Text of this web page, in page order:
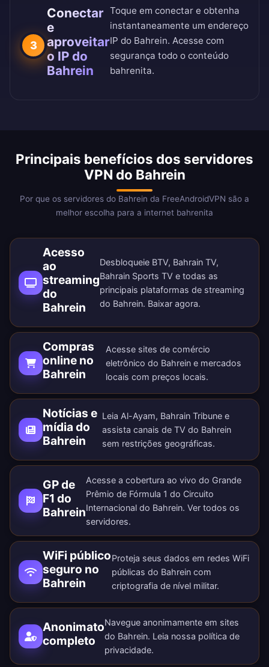
3
Conectar
e
aproveitar
o IP do
Bahrein
Toque em conectar e obtenha
instantaneamente um endereço
IP do Bahrein. Acesse com
segurança todo o conteúdo
bahrenita.
Principais benefícios dos servidores
VPN do Bahrein
Por que os servidores do Bahrein da FreeAndroidVPN são a
melhor escolha para a internet bahrenita
Acesso
ao
streaming
do
Bahrein
Desbloqueie BTV, Bahrain TV,
Bahrain Sports TV e todas as
principais plataformas de streaming
do Bahrein. Baixar agora.
Compras
online no
Bahrein
Acesse sites de comércio
eletrônico do Bahrein e mercados
locais com preços locais.
Notícias e
mídia do
Bahrein
Leia Al-Ayam, Bahrain Tribune e
assista canais de TV do Bahrein
sem restrições geográficas.
GP de
F1 do
Bahrein
Acesse a cobertura ao vivo do Grande
Prêmio de Fórmula 1 do Circuito
Internacional do Bahrein. Ver todos os
servidores.
WiFi público
seguro no
Bahrein
Proteja seus dados em redes WiFi
públicas do Bahrein com
criptografia de nível militar.
Anonimato
completo
Navegue anonimamente em sites
do Bahrein. Leia nossa política de
privacidade.